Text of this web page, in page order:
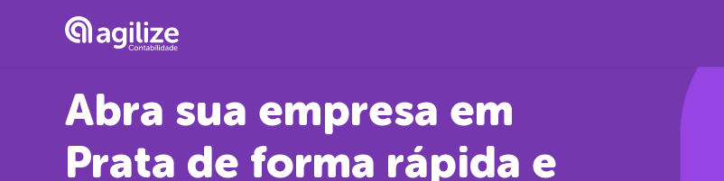
Abra sua empresa em
Prata de forma rápida e